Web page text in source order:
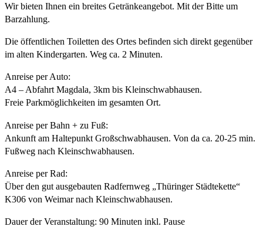
Wir bieten Ihnen ein breites Getränkeangebot. Mit der Bitte um
Barzahlung.
Die öffentlichen Toiletten des Ortes befinden sich direkt gegenüber
im alten Kindergarten. Weg ca. 2 Minuten.
Anreise per Auto:
A4 – Abfahrt Magdala, 3km bis Kleinschwabhausen.
Freie Parkmöglichkeiten im gesamten Ort.
Anreise per Bahn + zu Fuß:
Ankunft am Haltepunkt Großschwabhausen. Von da ca. 20-25 min.
Fußweg nach Kleinschwabhausen.
Anreise per Rad:
Über den gut ausgebauten Radfernweg „Thüringer Städtekette“
K306 von Weimar nach Kleinschwabhausen.
Dauer der Veranstaltung: 90 Minuten inkl. Pause